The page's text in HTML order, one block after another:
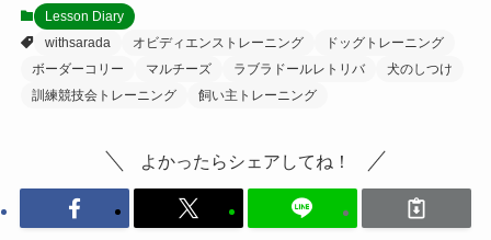
Lesson Diary
withsarada
オビディエンストレーニング
ドッグトレーニング
ボーダーコリー
マルチーズ ラブラドールレトリバ
犬のしつけ
訓練競技会トレーニング
飼い主トレーニング
よかったらシェアしてね！